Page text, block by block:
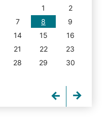
1
2
7 8
9
14 15
16
21 22
23
28 29
30